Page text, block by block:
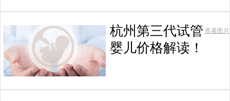
杭州第三代试管
婴儿价格解读！
查看图片